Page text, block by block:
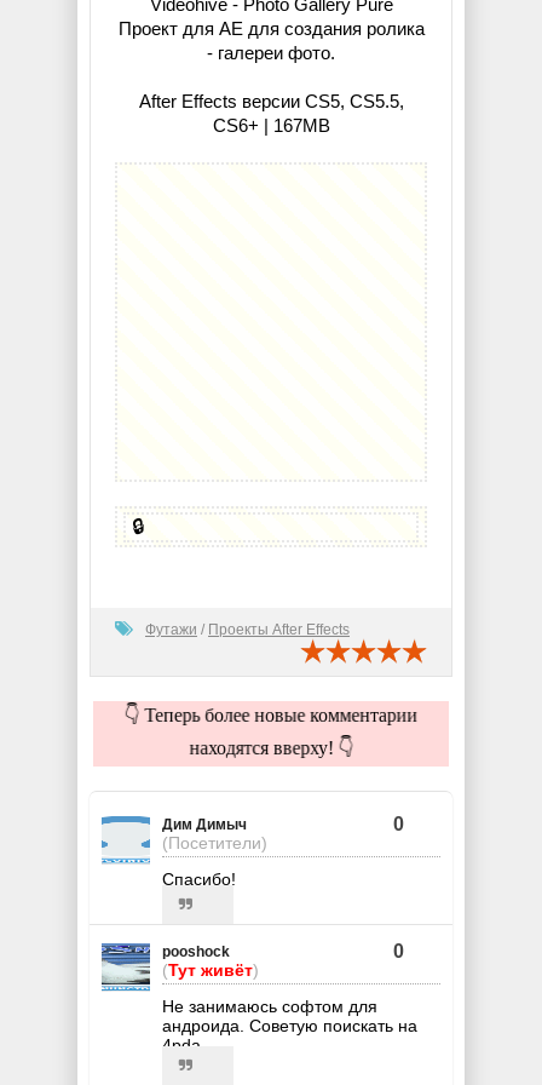
Videohive - Photo Gallery Pure
Проект для АЕ для создания ролика
- галереи фото.
After Effects версии CS5, CS5.5,
CS6+ | 167MB
🔒
Футажи / Проекты After Effects
👇 Теперь более новые комментарии
находятся вверху! 👇
Дим Димыч
(Посетители)
0
Спасибо!
pooshock
(Тут живёт)
0
Не занимаюсь софтом для
андроида. Советую поискать на
4pda.